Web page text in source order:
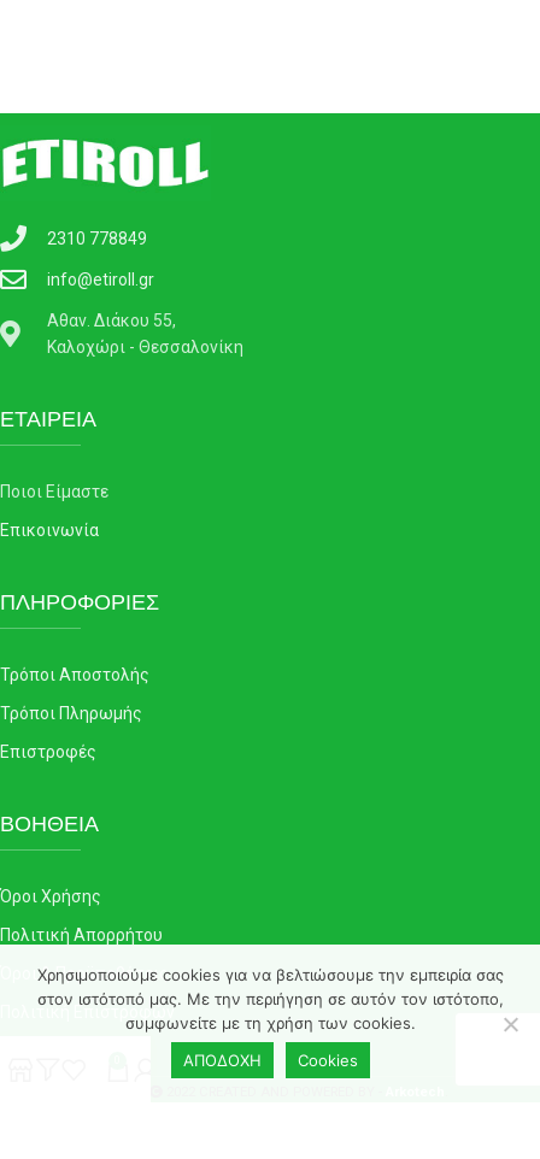
2310 778849
info@etiroll.gr
Αθαν. Διάκου 55,
Καλοχώρι - Θεσσαλονίκη
ΕΤΑΙΡΕΙΑ
Ποιοι Είμαστε
Επικοινωνία
ΠΛΗΡΟΦΟΡΙΕΣ
Τρόποι Αποστολής
Τρόποι Πληρωμής
Επιστροφές
ΒΟΗΘΕΙΑ
Όροι Χρήσης
Πολιτική Απορρήτου
Όροι & Προϋποθέσεις
Πολιτική Επιστροφών
Χρησιμοποιούμε cookies για να βελτιώσουμε την εμπειρία σας
στον ιστότοπό μας. Με την περιήγηση σε αυτόν τον ιστότοπο,
συμφωνείτε με τη χρήση των cookies.
ΑΠΟΔΟΧΗ
Cookies